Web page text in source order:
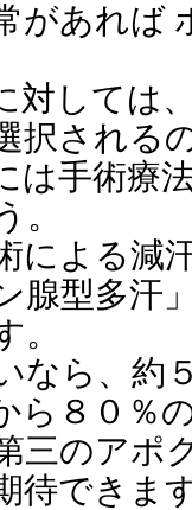
があれば
対しては
択される
は手術療
。
による減
腺型多汗
。
なら、約
ら８０％
三のアポ
待できま